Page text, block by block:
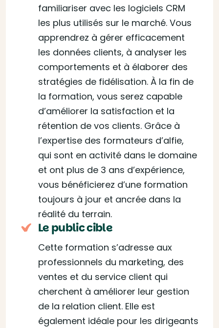
familiariser avec les logiciels CRM
les plus utilisés sur le marché. Vous
apprendrez à gérer efficacement
les données clients, à analyser les
comportements et à élaborer des
stratégies de fidélisation. À la fin de
la formation, vous serez capable
d’améliorer la satisfaction et la
rétention de vos clients. Grâce à
l’expertise des formateurs d’alfie,
qui sont en activité dans le domaine
et ont plus de 3 ans d’expérience,
vous bénéficierez d’une formation
toujours à jour et ancrée dans la
réalité du terrain.
Le public cible
Cette formation s’adresse aux
professionnels du marketing, des
ventes et du service client qui
cherchent à améliorer leur gestion
de la relation client. Elle est
également idéale pour les dirigeants